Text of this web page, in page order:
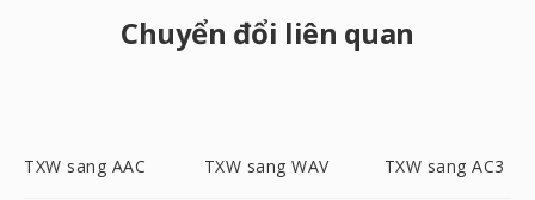
Chuyển đổi liên quan
TXW sang AAC TXW sang WAV TXW sang AC3